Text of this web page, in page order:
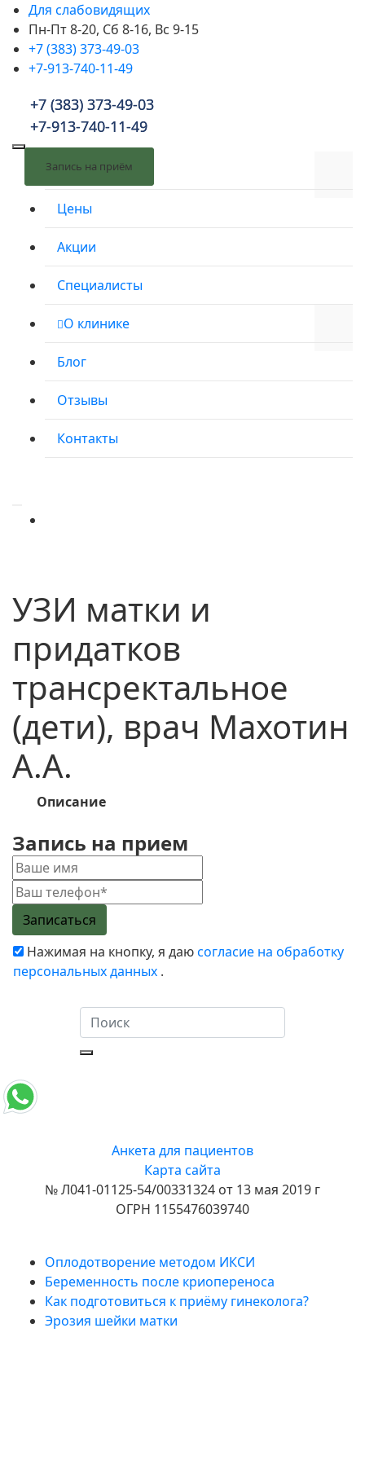
Для слабовидящих
Пн-Пт 8-20, Сб 8-16, Вс 9-15
+7 (383) 373-49-03
+7-913-740-11-49
Услуги
Цены
Акции
Специалисты
О клинике
Блог
Отзывы
Контакты
+7 (383) 373-49-03
+7-913-740-11-49
Запись на приём
+7 (383) 373-49-03
+7-913-740-11-49
Запись на приём
УЗИ матки и
придатков
трансректальное
(дети), врач Махотин
А.А.
Описание
Запись на прием
Нажимая на кнопку, я даюсогласие на обработку
персональных данных .
Анкета для пациентов
Карта сайта
№ Л041-01125-54/00331324 от 13 мая 2019 г
ОГРН 1155476039740
Оплодотворение методом ИКСИ
Беременность после криопереноса
Как подготовиться к приёму гинеколога?
Эрозия шейки матки